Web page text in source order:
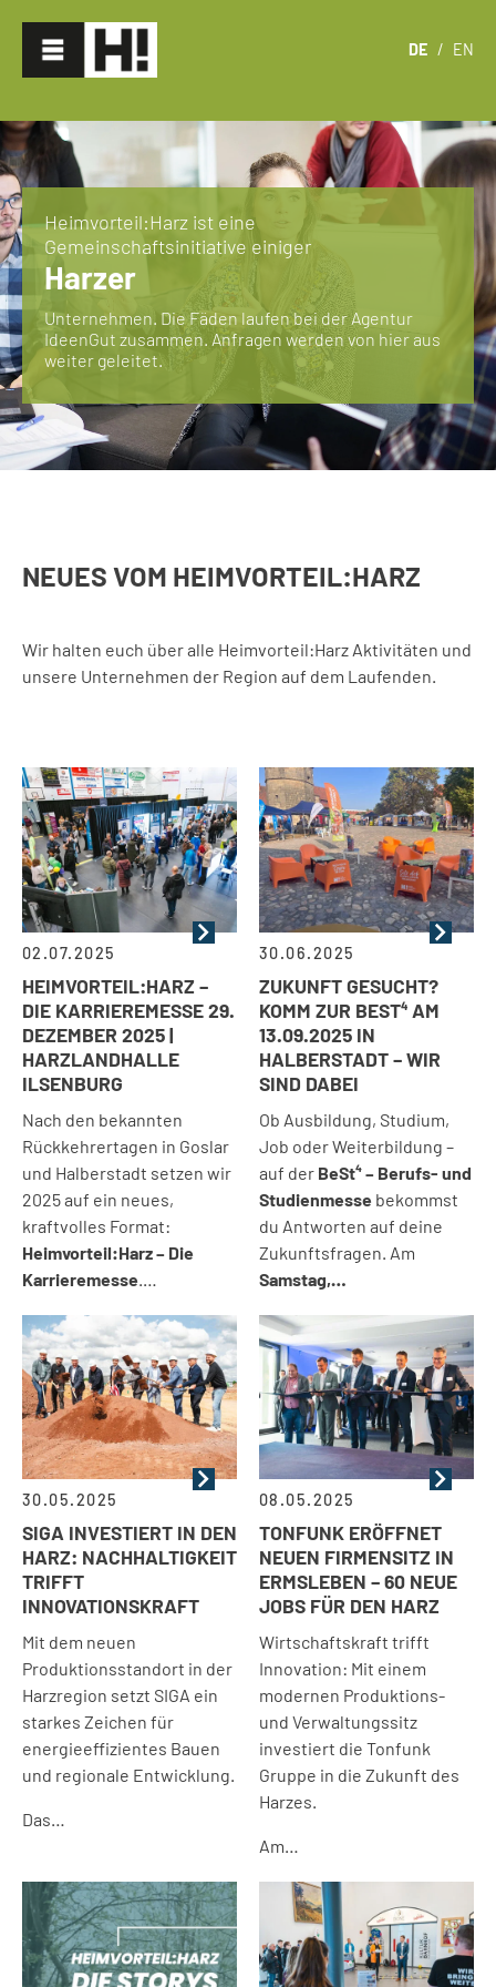
DE / EN
Heimvorteil:Harz ist eine
Gemeinschaftsinitiative einiger
Harzer
Unternehmen. Die Fäden laufen bei der Agentur
IdeenGut zusammen. Anfragen werden von hier aus
weiter geleitet.
NEUES VOM HEIMVORTEIL:HARZ
Wir halten euch über alle Heimvorteil:Harz Aktivitäten und
unsere Unternehmen der Region auf dem Laufenden.
02.07.2025
HEIMVORTEIL:HARZ –
DIE KARRIEREMESSE 29.
DEZEMBER 2025 |
HARZLANDHALLE
ILSENBURG
Nach den bekannten
Rückkehrertagen in Goslar
und Halberstadt setzen wir
2025 auf ein neues,
kraftvolles Format:
Heimvorteil:Harz – Die
Karrieremesse
30.06.2025
ZUKUNFT GESUCHT?
KOMM ZUR BEST⁴ AM
13.09.2025 IN
HALBERSTADT – WIR
SIND DABEI
Ob Ausbildung, Studium,
Job oder Weiterbildung –
auf der BeSt⁴ – Berufs- und
Studienmesse bekommst
du Antworten auf deine
Zukunftsfragen. Am
Samstag,…
30.05.2025
SIGA INVESTIERT IN DEN
HARZ: NACHHALTIGKEIT
TRIFFT
INNOVATIONSKRAFT
Mit dem neuen
Produktionsstandort in der
Harzregion setzt SIGA ein
starkes Zeichen für
energieeffizientes Bauen
und regionale Entwicklung.
Das…
08.05.2025
TONFUNK ERÖFFNET
NEUEN FIRMENSITZ IN
ERMSLEBEN – 60 NEUE
JOBS FÜR DEN HARZ
Wirtschaftskraft trifft
Innovation: Mit einem
modernen Produktions-
und Verwaltungssitz
investiert die Tonfunk
Gruppe in die Zukunft des
Harzes.
Am…